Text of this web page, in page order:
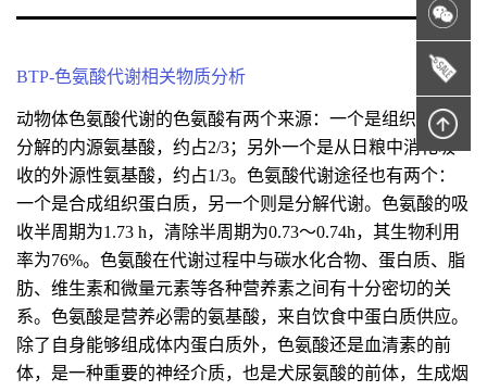
BTP-色氨酸代谢相关物质分析
动物体色氨酸代谢的色氨酸有两个来源：一个是组织蛋白质
分解的内源氨基酸，约占2/3；另外一个是从日粮中消化吸
收的外源性氨基酸，约占1/3。色氨酸代谢途径也有两个：
一个是合成组织蛋白质，另一个则是分解代谢。色氨酸的吸
收半周期为1.73 h，清除半周期为0.73～0.74h，其生物利用
率为76%。色氨酸在代谢过程中与碳水化合物、蛋白质、脂
肪、维生素和微量元素等各种营养素之间有十分密切的关
系。色氨酸是营养必需的氨基酸，来自饮食中蛋白质供应。
除了自身能够组成体内蛋白质外，色氨酸还是血清素的前
体，是一种重要的神经介质，也是犬尿氨酸的前体，生成烟